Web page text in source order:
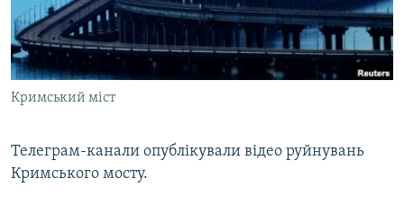
ВІДЕОУРОКИ «ELIFBE»
СВІДЧЕННЯ ОКУПАЦІЇ
УКРАЇНСЬКА ПРОБЛЕМА КРИМУ
ІНФОГРАФІКА
Русский
Qırımtatar
ДОЛУЧАЙСЯ!
Усі сайти RFE/RL
Кримський міст
Телеграм-канали опублікували відео руйнувань
Кримського мосту.